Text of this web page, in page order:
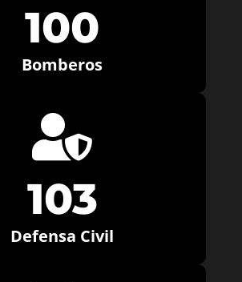
100
Bomberos

103
Defensa Civil